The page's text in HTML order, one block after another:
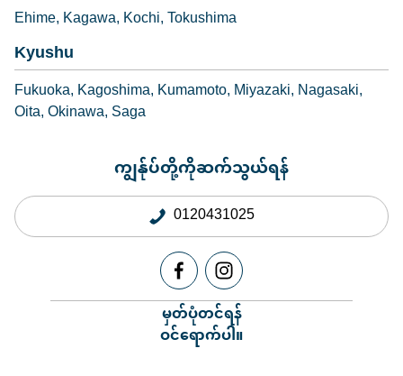
Ehime Kagawa Kochi Tokushima
Kyushu
Fukuoka Kagoshima Kumamoto Miyazaki Nagasaki
Oita Okinawa Saga
ကျွန်ုပ်တို့ကိုဆက်သွယ်ရန်
0120431025
မှတ်ပုံတင်ရန်
ဝင်ရောက်ပါ။